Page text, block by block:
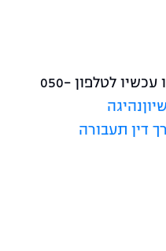
רישיון הנהיגה חזר!! התקשרו עכשיו לטלפון 050-
דין תעבורה